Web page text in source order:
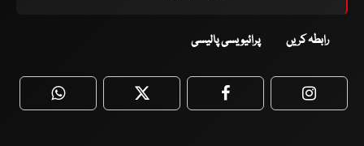
رابطہ کریں پرائیویسی پالیسی
WhatsApp Twitter Facebook